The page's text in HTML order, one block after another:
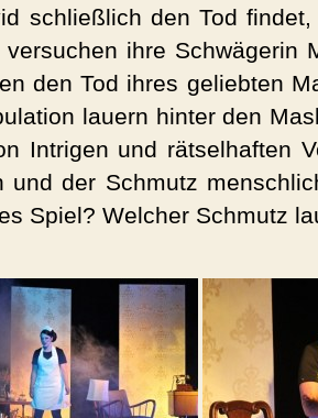
schließlich den Tod
ihre Schwägerin
den Tod ihres geliebten
lauern hinter den
Intrigen und rätselhaften
der Schmutz
Spiel? Welcher Schmutz